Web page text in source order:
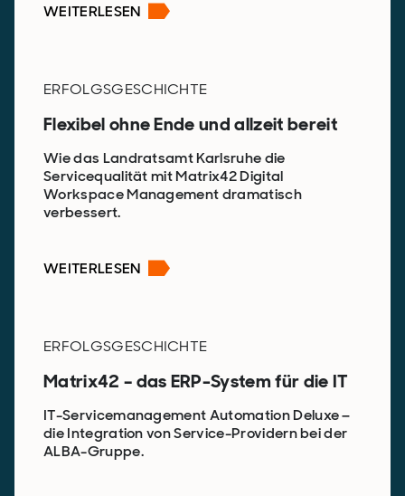
WEITERLESEN
ERFOLGSGESCHICHTE
Flexibel ohne Ende und allzeit bereit
Wie das Landratsamt Karlsruhe die
Servicequalität mit Matrix42 Digital
Workspace Management dramatisch
verbessert.
WEITERLESEN
ERFOLGSGESCHICHTE
Matrix42 – das ERP-System für die IT
IT-Servicemanagement Automation Deluxe –
die Integration von Service-Providern bei der
ALBA-Gruppe.